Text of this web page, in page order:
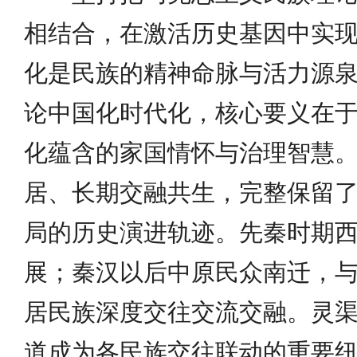
相结合，在激活历史基因中实
化是民族的精神命脉与活力源
论中国化时代化，核心要义在
化蕴含的家国情怀与治理智慧
居、长期交融共生，完整保留
局的历史演进轨迹。先秦时期
展；秦汉以后中原民众南迁，
居民族深度交往交流交融。灵